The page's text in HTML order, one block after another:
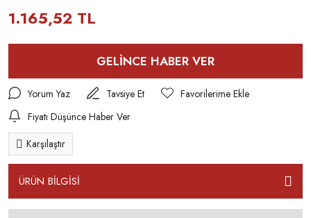
1.165,52 TL
GELİNCE HABER VER
Yorum Yaz
Tavsiye Et
Fiyatı Düşünce Haber Ver
Karşılaştır
ÜRÜN BİLGİSİ